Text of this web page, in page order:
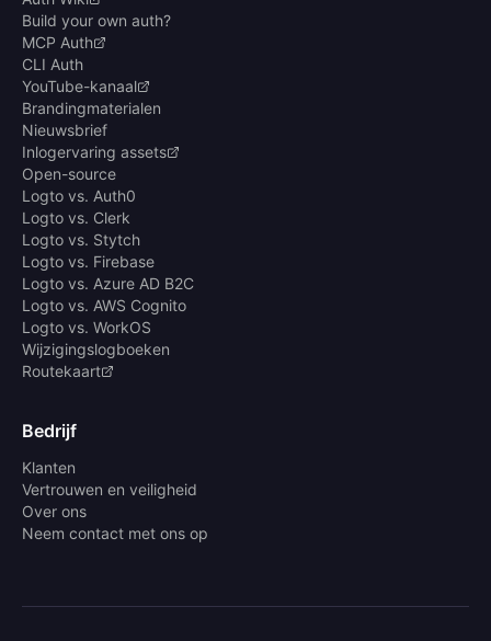
Build your own auth?
MCP Auth
CLI Auth
YouTube-kanaal
Brandingmaterialen
Nieuwsbrief
Inlogervaring assets
Open-source
Logto vs. Auth0
Logto vs. Clerk
Logto vs. Stytch
Logto vs. Firebase
Logto vs. Azure AD B2C
Logto vs. AWS Cognito
Logto vs. WorkOS
Wijzigingslogboeken
Routekaart
Bedrijf
Klanten
Vertrouwen en veiligheid
Over ons
Neem contact met ons op